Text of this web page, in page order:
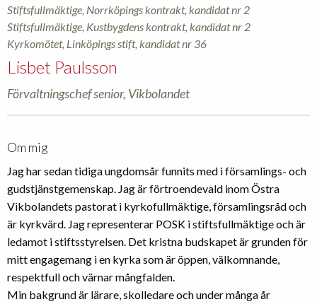
Stiftsfullmäktige, Norrköpings kontrakt, kandidat nr 2
Stiftsfullmäktige, Kustbygdens kontrakt, kandidat nr 2
Kyrkomötet, Linköpings stift, kandidat nr 36
Lisbet Paulsson
Förvaltningschef senior, Vikbolandet
Om mig
Jag har sedan tidiga ungdomsår funnits med i församlings- och
gudstjänstgemenskap. Jag är förtroendevald inom Östra
Vikbolandets pastorat i kyrkofullmäktige, församlingsråd och
är kyrkvärd. Jag representerar POSK i stiftsfullmäktige och är
ledamot i stiftsstyrelsen. Det kristna budskapet är grunden för
mitt engagemang i en kyrka som är öppen, välkomnande,
respektfull och värnar mångfalden.
Min bakgrund är lärare, skolledare och under många år